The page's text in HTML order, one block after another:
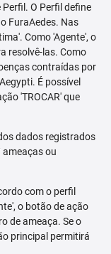
O Perfil define
FuraAedes. Nas
Como 'Agente', o
resolvê-las. Como
contraídas por
É possível
'TROCAR' que
dados registrados
ou
com o perfil
o botão de ação
de ameaça. Se o
principal permitirá